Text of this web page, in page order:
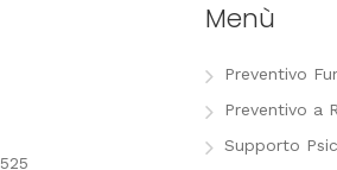
Menù
Preventivo
Preventivo a
Supporto